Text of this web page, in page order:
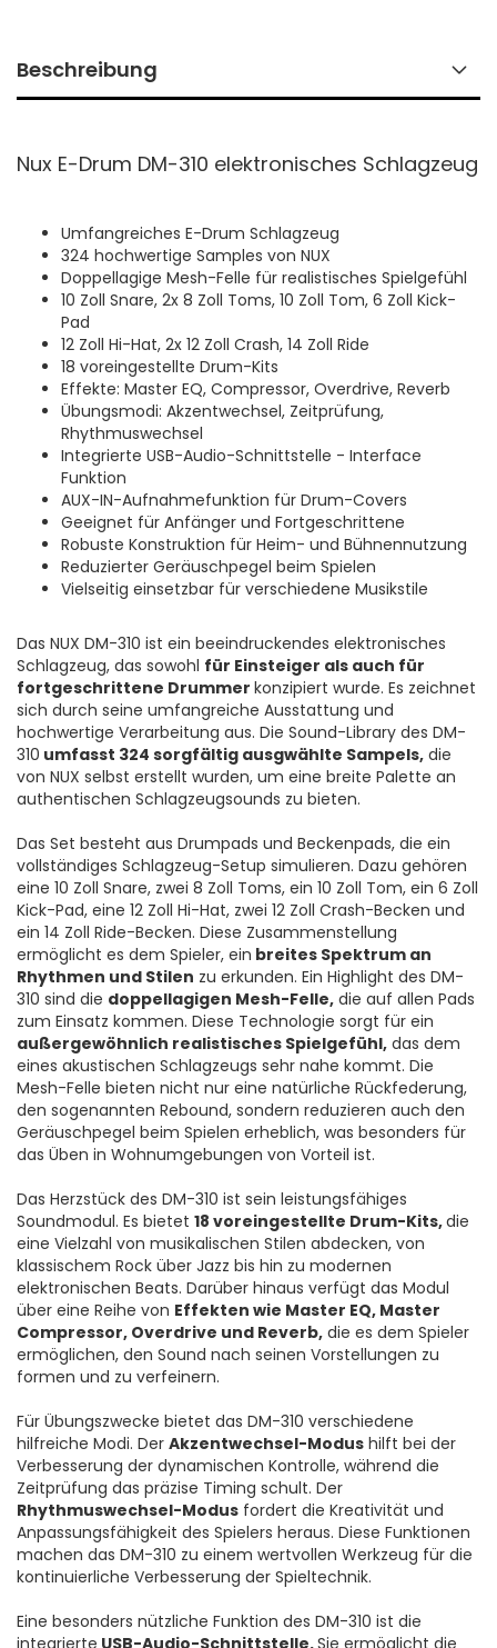
Beschreibung
Nux E-Drum DM-310 elektronisches Schlagzeug
Umfangreiches E-Drum Schlagzeug
324 hochwertige Samples von NUX
Doppellagige Mesh-Felle für realistisches Spielgefühl
10 Zoll Snare, 2x 8 Zoll Toms, 10 Zoll Tom, 6 Zoll Kick-
Pad
12 Zoll Hi-Hat, 2x 12 Zoll Crash, 14 Zoll Ride
18 voreingestellte Drum-Kits
Effekte: Master EQ, Compressor, Overdrive, Reverb
Übungsmodi: Akzentwechsel, Zeitprüfung,
Rhythmuswechsel
Integrierte USB-Audio-Schnittstelle - Interface
Funktion
AUX-IN-Aufnahmefunktion für Drum-Covers
Geeignet für Anfänger und Fortgeschrittene
Robuste Konstruktion für Heim- und Bühnennutzung
Reduzierter Geräuschpegel beim Spielen
Vielseitig einsetzbar für verschiedene Musikstile
Das NUX DM-310 ist ein beeindruckendes elektronisches
Schlagzeug, das sowohl für Einsteiger als auch für
fortgeschrittene Drummer konzipiert wurde. Es zeichnet
sich durch seine umfangreiche Ausstattung und
hochwertige Verarbeitung aus. Die Sound-Library des DM-
310 umfasst 324 sorgfältig ausgwählte Sampels, die
von NUX selbst erstellt wurden, um eine breite Palette an
authentischen Schlagzeugsounds zu bieten.
Das Set besteht aus Drumpads und Beckenpads, die ein
vollständiges Schlagzeug-Setup simulieren. Dazu gehören
eine 10 Zoll Snare, zwei 8 Zoll Toms, ein 10 Zoll Tom, ein 6 Zoll
Kick-Pad, eine 12 Zoll Hi-Hat, zwei 12 Zoll Crash-Becken und
ein 14 Zoll Ride-Becken. Diese Zusammenstellung
ermöglicht es dem Spieler, ein breites Spektrum an
Rhythmen und Stilen zu erkunden. Ein Highlight des DM-
310 sind die doppellagigen Mesh-Felle, die auf allen Pads
zum Einsatz kommen. Diese Technologie sorgt für ein
außergewöhnlich realistisches Spielgefühl, das dem
eines akustischen Schlagzeugs sehr nahe kommt. Die
Mesh-Felle bieten nicht nur eine natürliche Rückfederung,
den sogenannten Rebound, sondern reduzieren auch den
Geräuschpegel beim Spielen erheblich, was besonders für
das Üben in Wohnumgebungen von Vorteil ist.
Das Herzstück des DM-310 ist sein leistungsfähiges
Soundmodul. Es bietet 18 voreingestellte Drum-Kits,die
eine Vielzahl von musikalischen Stilen abdecken, von
klassischem Rock über Jazz bis hin zu modernen
elektronischen Beats. Darüber hinaus verfügt das Modul
über eine Reihe von Effekten wie Master EQ, Master
Compressor, Overdrive und Reverb, die es dem Spieler
ermöglichen, den Sound nach seinen Vorstellungen zu
formen und zu verfeinern.
Für Übungszwecke bietet das DM-310 verschiedene
hilfreiche Modi. Der Akzentwechsel-Modus hilft bei der
Verbesserung der dynamischen Kontrolle, während die
Zeitprüfung das präzise Timing schult. Der
Rhythmuswechsel-Modus fordert die Kreativität und
Anpassungsfähigkeit des Spielers heraus. Diese Funktionen
machen das DM-310 zu einem wertvollen Werkzeug für die
kontinuierliche Verbesserung der Spieltechnik.
Eine besonders nützliche Funktion des DM-310 ist die